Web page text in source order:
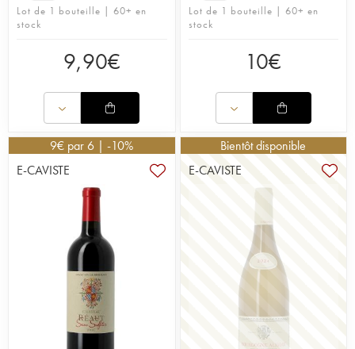
Lot de 1 bouteille | 60+ en
stock
9,90€
Lot de 1 bouteille | 60+ en
stock
10€
9€ par 6 | -10%
E-CAVISTE
Bientôt disponible
E-CAVISTE